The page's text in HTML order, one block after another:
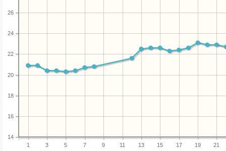
1 3 5 7 9 11 13 15 17 19 21
14
16
18
20
22
24
26